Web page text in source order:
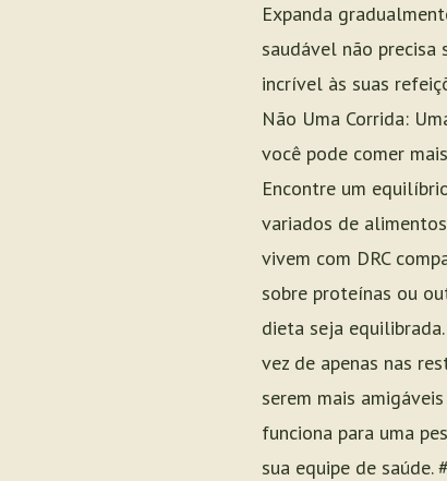
Expanda
saudável não precisa
incrível às suas
Não Uma Corrida:
você pode comer
Encontre um
variados de
vivem com DRC
sobre proteínas ou
dieta seja
vez de apenas nas
serem mais
funciona para uma
sua equipe de saúde.